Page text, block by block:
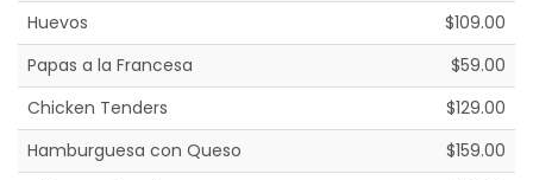
Huevos
$109.00
Papas a la Francesa
$59.00
Chicken Tenders
$129.00
Hamburguesa con Queso
$159.00